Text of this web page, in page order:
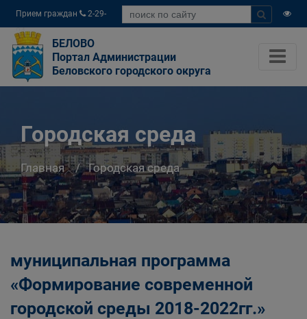
Прием граждан
2-29-
04
БЕЛОВО
Портал Администрации
Беловского городского округа
Городская среда
Главная Городская среда
муниципальная программа
«Формирование современной
городской среды 2018-2022гг.»